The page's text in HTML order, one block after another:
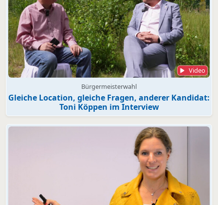
Video
Bürgermeisterwahl
Gleiche Location, gleiche Fragen, anderer Kandidat:
Toni Köppen im Interview